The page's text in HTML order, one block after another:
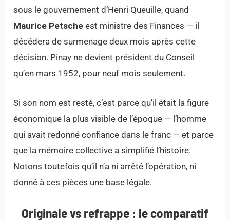
sous le gouvernement d’Henri Queuille, quand
Maurice Petsche est ministre des Finances — il
décédera de surmenage deux mois après cette
décision. Pinay ne devient président du Conseil
qu’en mars 1952, pour neuf mois seulement.
Si son nom est resté, c’est parce qu’il était la figure
économique la plus visible de l’époque — l’homme
qui avait redonné confiance dans le franc — et parce
que la mémoire collective a simplifié l’histoire.
Notons toutefois qu’il n’a ni arrêté l’opération, ni
donné à ces pièces une base légale.
Originale vs refrappe : le comparatif